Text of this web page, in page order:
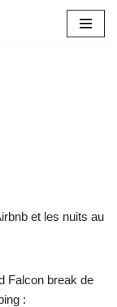
et les nuits au
Falcon break de
: